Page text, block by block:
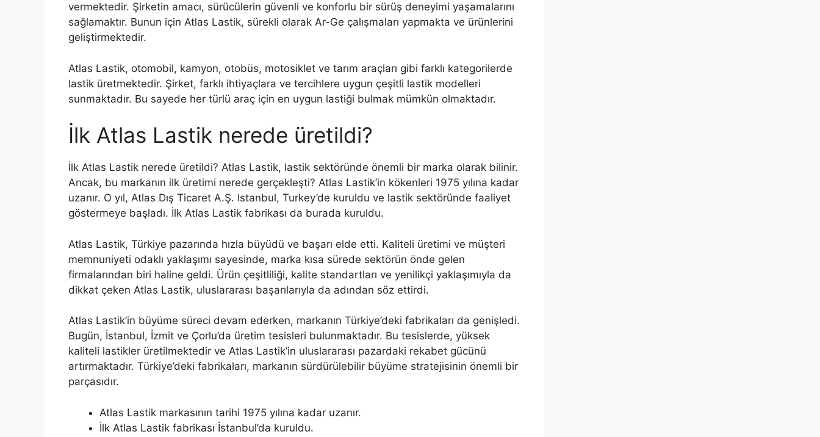
vermektedir. Şirketin amacı, sürücülerin güvenli ve konforlu bir sürüş deneyimi yaşamalarını
sağlamaktır. Bunun için Atlas Lastik, sürekli olarak Ar-Ge çalışmaları yapmakta ve ürünlerini
geliştirmektedir.
Atlas Lastik, otomobil, kamyon, otobüs, motosiklet ve tarım araçları gibi farklı kategorilerde
lastik üretmektedir. Şirket, farklı ihtiyaçlara ve tercihlere uygun çeşitli lastik modelleri
sunmaktadır. Bu sayede her türlü araç için en uygun lastiği bulmak mümkün olmaktadır.
İlk Atlas Lastik nerede üretildi?
İlk Atlas Lastik nerede üretildi? Atlas Lastik, lastik sektöründe önemli bir marka olarak bilinir.
Ancak, bu markanın ilk üretimi nerede gerçekleşti? Atlas Lastik’in kökenleri 1975 yılına kadar
uzanır. O yıl, Atlas Dış Ticaret A.Ş. Istanbul, Turkey’de kuruldu ve lastik sektöründe faaliyet
göstermeye başladı. İlk Atlas Lastik fabrikası da burada kuruldu.
Atlas Lastik, Türkiye pazarında hızla büyüdü ve başarı elde etti. Kaliteli üretimi ve müşteri
memnuniyeti odaklı yaklaşımı sayesinde, marka kısa sürede sektörün önde gelen
firmalarından biri haline geldi. Ürün çeşitliliği, kalite standartları ve yenilikçi yaklaşımıyla da
dikkat çeken Atlas Lastik, uluslararası başarılarıyla da adından söz ettirdi.
Atlas Lastik’in büyüme süreci devam ederken, markanın Türkiye’deki fabrikaları da genişledi.
Bugün, İstanbul, İzmit ve Çorlu’da üretim tesisleri bulunmaktadır. Bu tesislerde, yüksek
kaliteli lastikler üretilmektedir ve Atlas Lastik’in uluslararası pazardaki rekabet gücünü
artırmaktadır. Türkiye’deki fabrikaları, markanın sürdürülebilir büyüme stratejisinin önemli bir
parçasıdır.
Atlas Lastik markasının tarihi 1975 yılına kadar uzanır.
İlk Atlas Lastik fabrikası İstanbul’da kuruldu.